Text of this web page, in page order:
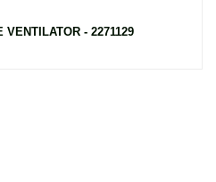
VENTILATOR - 2271129